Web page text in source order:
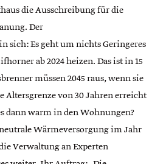
die Ausschreibung für die
Der
sich: Es geht um nichts Geringeres
ab 2024 heizen. Das ist in 15
müssen 2045 raus, wenn sie
Altersgrenze von 30 Jahren erreicht
dann warm in den Wohnungen?
Wärmeversorgung im Jahr
Verwaltung an Experten